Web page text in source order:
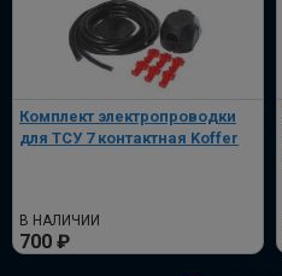
Комплект электропроводки
для ТСУ 7 контактная Koffer
В НАЛИЧИИ
700 ₽